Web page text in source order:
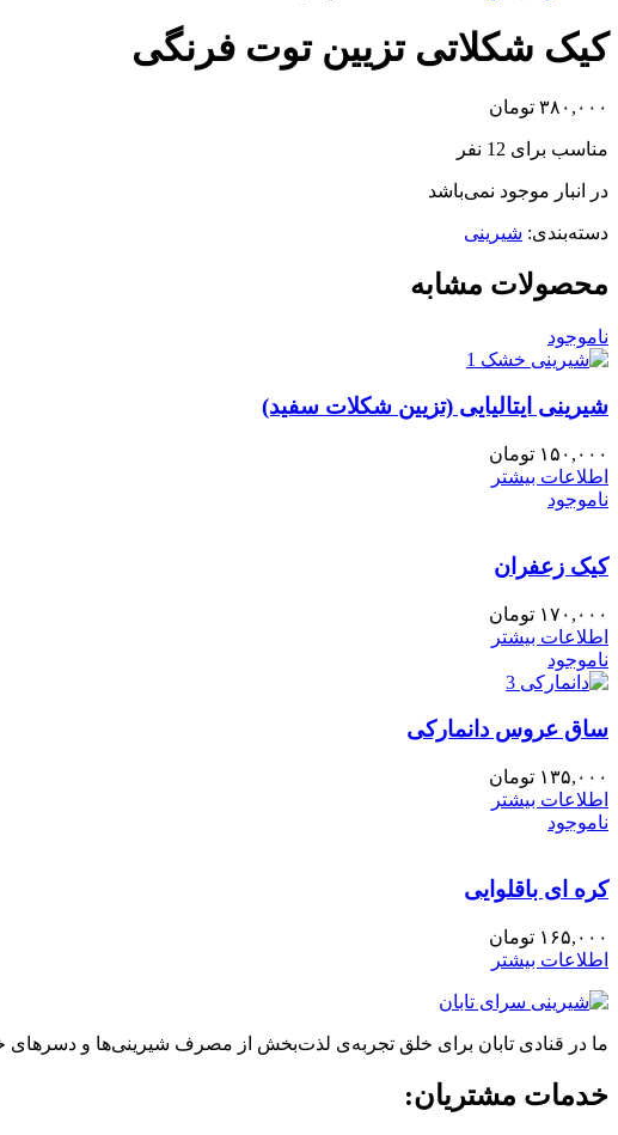
کیک شکلاتی تزیین توت فرنگی
۳۸۰,۰۰۰ تومان
مناسب برای 12 نفر
در انبار موجود نمی‌باشد
دسته‌بندی: شیرینی
محصولات مشابه
ناموجود
شیرینی ایتالیایی (تزیین شکلات سفید)
۱۵۰,۰۰۰ تومان
اطلاعات بیشتر
ناموجود
کیک زعفران
۱۷۰,۰۰۰ تومان
اطلاعات بیشتر
ناموجود
ساق عروس دانمارکی
۱۳۵,۰۰۰ تومان
اطلاعات بیشتر
ناموجود
کره ای باقلوایی
۱۶۵,۰۰۰ تومان
اطلاعات بیشتر
ما در قنادی تابان برای خلق تجربه‌ی لذت‌بخش از مصرف شیرینی‌ها و دسرهای
خدمات مشتریان: